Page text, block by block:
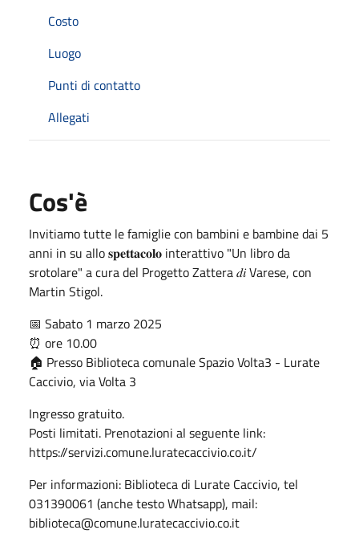
Costo
Luogo
Punti di contatto
Allegati
Cos'è
Invitiamo tutte le famiglie con bambini e bambine dai 5
anni in su allo 𝐬𝐩𝐞𝐭𝐭𝐚𝐜𝐨𝐥𝐨 interattivo "Un libro da
srotolare" a cura del Progetto Zattera 𝑑𝑖 Varese, con
Martin Stigol.
📅 Sabato 1 marzo 2025
⏰️ ore 10.00
🏠 Presso Biblioteca comunale Spazio Volta3 - Lurate
Caccivio, via Volta 3
Ingresso gratuito.
Posti limitati. Prenotazioni al seguente link:
https://servizi.comune.luratecaccivio.co.it/
Per informazioni: Biblioteca di Lurate Caccivio, tel
031390061 (anche testo Whatsapp), mail:
biblioteca@comune.luratecaccivio.co.it